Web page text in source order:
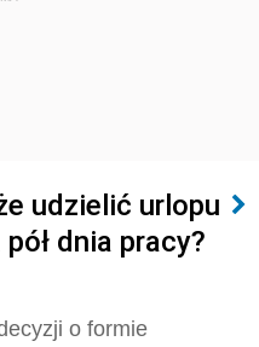
udzielić urlopu
dnia pracy?
o formie